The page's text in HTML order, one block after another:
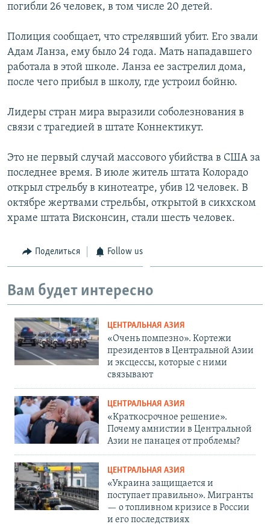
погибли 26 человек, в том числе 20 детей.
Полиция сообщает, что стрелявший убит. Его звали
Адам Ланза, ему было 24 года. Мать нападавшего
работала в этой школе. Ланза ее застрелил дома,
после чего прибыл в школу, где устроил бойню.
Лидеры стран мира выразили соболезнования в
связи с трагедией в штате Коннектикут.
Это не первый случай массового убийства в США за
последнее время. В июле житель штата Колорадо
открыл стрельбу в кинотеатре, убив 12 человек. В
октябре жертвами стрельбы, открытой в сикхском
храме штата Висконсин, стали шесть человек.
Поделиться Follow us
Вам будет интересно
ЦЕНТРАЛЬНАЯ АЗИЯ
«Очень помпезно». Кортежи
президентов в Центральной Азии
и эксцессы, которые с ними
связывают
ЦЕНТРАЛЬНАЯ АЗИЯ
«Краткосрочное решение».
Почему амнистии в Центральной
Азии не панацея от проблемы?
ЦЕНТРАЛЬНАЯ АЗИЯ
«Украина защищается и
поступает правильно». Мигранты
— о топливном кризисе в России
и его последствиях